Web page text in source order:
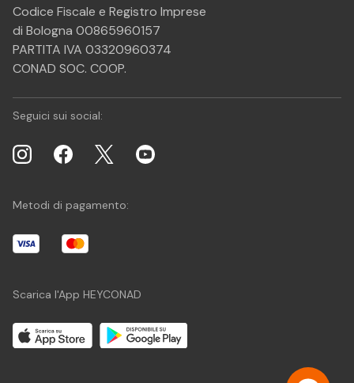
Codice Fiscale e Registro Imprese
di Bologna 00865960157
PARTITA IVA 03320960374
CONAD SOC. COOP.
Seguici sui social:
Metodi di pagamento:
Scarica l'App HEYCONAD